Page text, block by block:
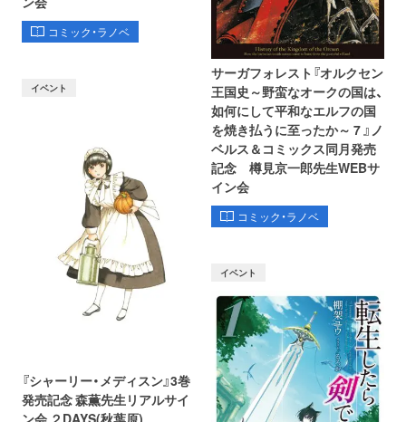
コミック・ラノベ
サーガフォレスト『オルクセン
王国史～野蛮なオークの国は、
如何にして平和なエルフの国
を焼き払うに至ったか～ 7 』ノ
ベルス＆コミックス同月発売
記念 樽見京一郎先生WEBサ
イン会
コミック・ラノベ
イベント
『シャーリー・メディスン』3巻
発売記念 森薫先生リアルサイ
イベント